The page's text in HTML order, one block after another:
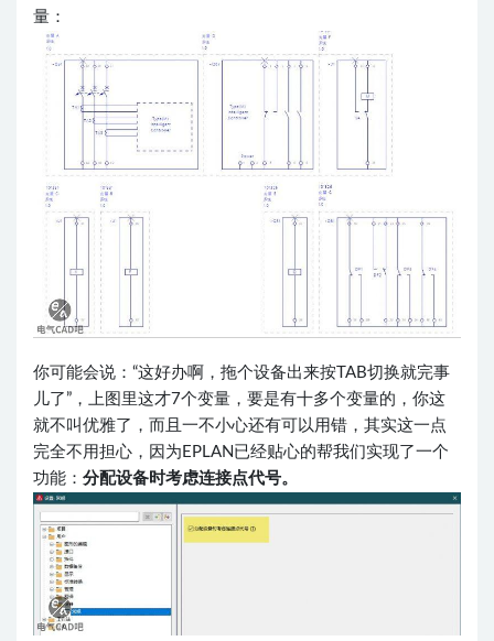
量：
你可能会说：“这好办啊，拖个设备出来按TAB切换就完事
儿了”，上图里这才7个变量，要是有十多个变量的，你这
就不叫优雅了，而且一不小心还有可以用错，其实这一点
完全不用担心，因为EPLAN已经贴心的帮我们实现了一个
功能： 分配设备时考虑连接点代号。